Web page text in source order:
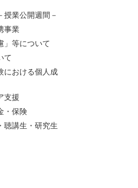
授業公開週間－
事業
」等について
て
における個人成
支援
・保険
聴講生・研究生